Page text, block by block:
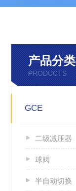
产品分类
PRODUCTS
GCE
二级减压器
球阀
半自动切换